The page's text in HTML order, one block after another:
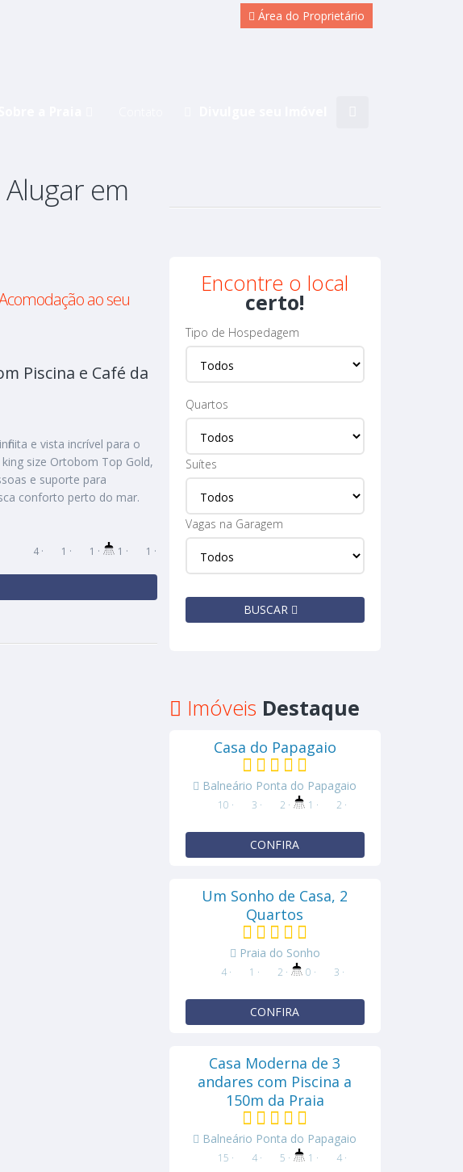
Área do Proprietário
em
ao seu
Piscina e Café da
e vista incrível para o
size Ortobom Top Gold,
e suporte para
conforto perto do mar.
4 · 1 · 1 · 1 · 1 ·
Encontre o local
certo!
Tipo de Hospedagem
Quartos
Suítes
Vagas na Garagem
BUSCAR
Imóveis Destaque
Casa do Papagaio
Balneário Ponta do Papagaio
10 · 3 · 2 · 1 · 2 ·
CONFIRA
Um Sonho de Casa, 2
Quartos
Praia do Sonho
4 · 1 · 2 · 0 · 3 ·
CONFIRA
Casa Moderna de 3
andares com Piscina a
150m da Praia
Balneário Ponta do Papagaio
15 · 4 · 5 · 1 · 4 ·